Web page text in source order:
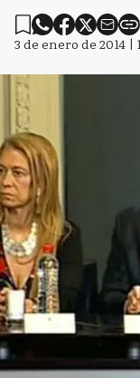
3 de enero de 2014 |